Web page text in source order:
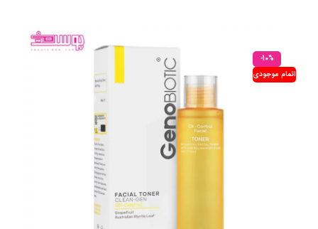
-10%
اتمام موجودی